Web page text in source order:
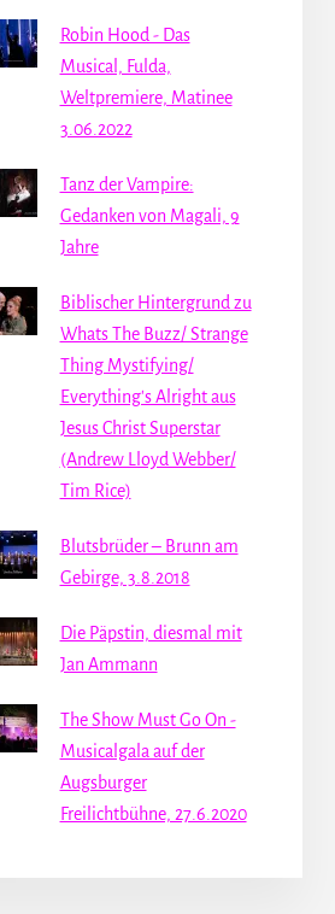
Robin Hood - Das
Musical, Fulda,
Weltpremiere, Matinee
3.06.2022
Tanz der Vampire:
Gedanken von Magali, 9
Jahre
Biblischer Hintergrund zu
Whats The Buzz/ Strange
Thing Mystifying/
Everything's Alright aus
Jesus Christ Superstar
(Andrew Lloyd Webber/
Tim Rice)
Blutsbrüder – Brunn am
Gebirge, 3.8.2018
Die Päpstin, diesmal mit
Jan Ammann
The Show Must Go On -
Musicalgala auf der
Augsburger
Freilichtbühne, 27.6.2020